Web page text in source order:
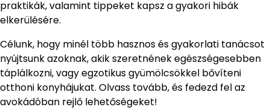
praktikák, valamint tippeket kapsz a gyakori hibák
elkerülésére.
Célunk, hogy minél több hasznos és gyakorlati tanácsot
nyújtsunk azoknak, akik szeretnének egészségesebben
táplálkozni, vagy egzotikus gyümölcsökkel bővíteni
otthoni konyhájukat. Olvass tovább, és fedezd fel az
avokádóban rejlő lehetőségeket!